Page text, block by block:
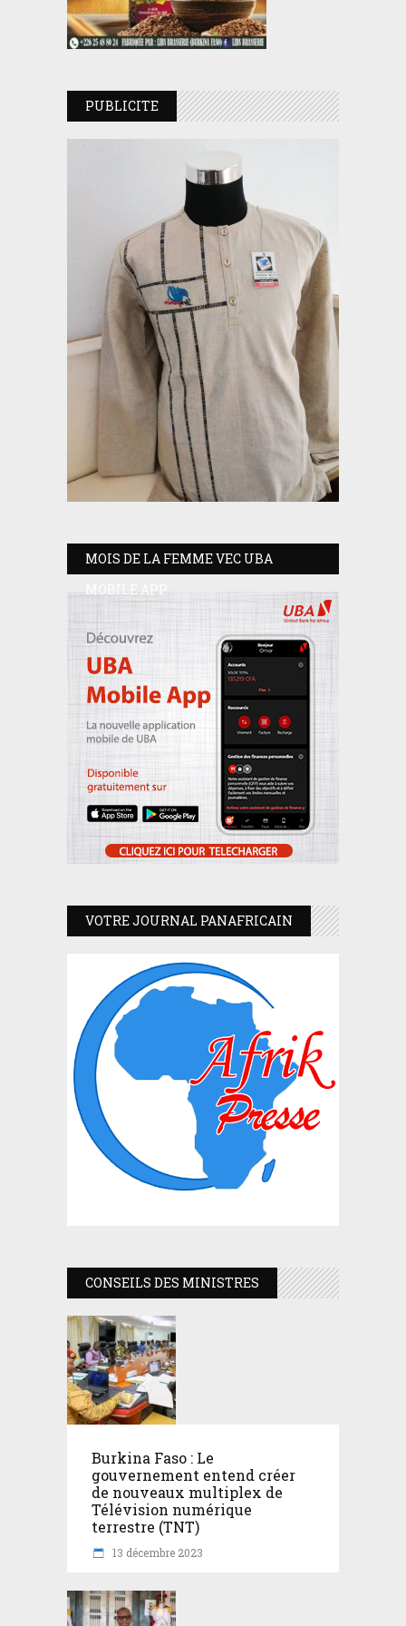
PUBLICITE
MOIS DE LA FEMME VEC UBA
MOBILE APP
VOTRE JOURNAL PANAFRICAIN
CONSEILS DES MINISTRES
Burkina Faso : Le
gouvernement entend créer
de nouveaux multiplex de
Télévision numérique
terrestre (TNT)
13 décembre 2023